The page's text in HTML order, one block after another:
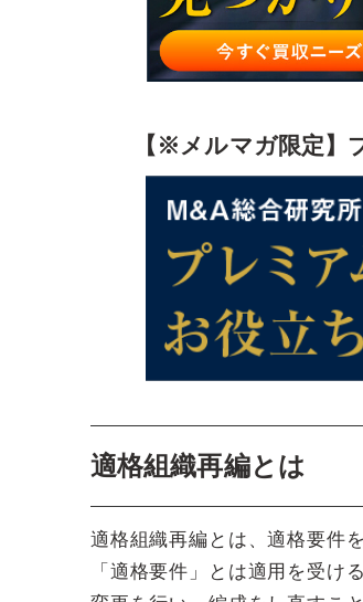
まとめ
【※メルマガ限定】
適格組織再編とは
適格組織再編とは、適格要件
「適格要件」とは適用を受け